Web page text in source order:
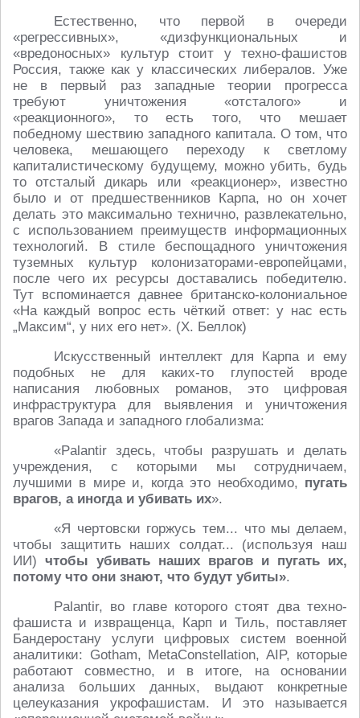
Естественно, что первой в очереди
«регрессивных», «дизфункциональных и
«вредоносных» культур стоит у техно-фашистов
Россия, также как у классических либералов. Уже
не в первый раз западные теории прогресса
требуют уничтожения «отсталого» и
«реакционного», то есть того, что мешает
победному шествию западного капитала. О том, что
человека, мешающего переходу к светлому
капиталистическому будущему, можно убить, будь
то отсталый дикарь или «реакционер», известно
было и от предшественников Карпа, но он хочет
делать это максимально технично, развлекательно,
с использованием преимуществ информационных
технологий. В стиле беспощадного уничтожения
туземных культур колонизаторами-европейцами,
после чего их ресурсы доставались победителю.
Тут вспоминается давнее британско-колониальное
«На каждый вопрос есть чёткий ответ: у нас есть
„Максим“, у них его нет». (Х. Беллок)
Искусственный интеллект для Карпа и ему
подобных не для каких-то глупостей вроде
написания любовных романов, это цифровая
инфраструктура для выявления и уничтожения
врагов Запада и западного глобализма:
«Palantir здесь, чтобы разрушать и делать
учреждения, с которыми мы сотрудничаем,
лучшими в мире и, когда это необходимо, пугать
врагов, а иногда и убивать их».
«Я чертовски горжусь тем... что мы делаем,
чтобы защитить наших солдат... (используя наш
ИИ) чтобы убивать наших врагов и пугать их,
потому что они знают, что будут убиты».
Palantir, во главе которого стоят два техно-
фашиста и извращенца, Карп и Тиль, поставляет
Бандеростану услуги цифровых систем военной
аналитики: Gotham, MetaConstellation, AIP, которые
работают совместно, и в итоге, на основании
анализа больших данных, выдают конкретные
целеуказания укрофашистам. И это называется